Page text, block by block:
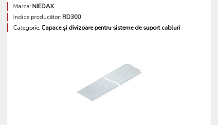
Marca:NIEDAX
Indice producător:RD300
Categorie: Capace și divizoare pentru sisteme de suport cabluri